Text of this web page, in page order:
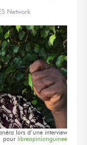
Network
lors d’une interview
pour libreopinionguinee